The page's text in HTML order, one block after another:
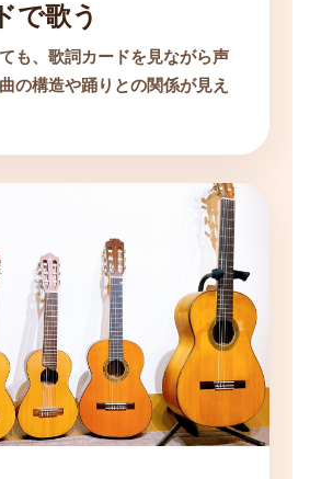
で歌う
も、歌詞カードを見ながら声
の構造や踊りとの関係が見え